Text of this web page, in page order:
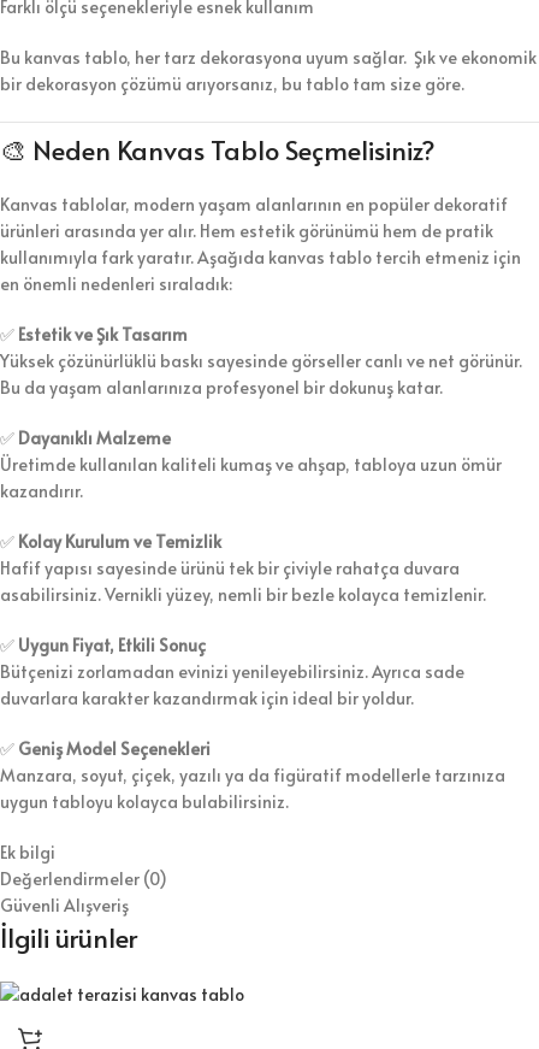
Farklı ölçü seçenekleriyle esnek kullanım
Bu kanvas tablo, her tarz dekorasyona uyum sağlar. Şık ve ekonomik
bir dekorasyon çözümü arıyorsanız, bu tablo tam size göre.
🎨 Neden Kanvas Tablo Seçmelisiniz?
Kanvas tablolar, modern yaşam alanlarının en popüler dekoratif
ürünleri arasında yer alır. Hem estetik görünümü hem de pratik
kullanımıyla fark yaratır. Aşağıda kanvas tablo tercih etmeniz için
en önemli nedenleri sıraladık:
✅ Estetik ve Şık Tasarım
Yüksek çözünürlüklü baskı sayesinde görseller canlı ve net görünür.
Bu da yaşam alanlarınıza profesyonel bir dokunuş katar.
✅ Dayanıklı Malzeme
Üretimde kullanılan kaliteli kumaş ve ahşap, tabloya uzun ömür
kazandırır.
✅ Kolay Kurulum ve Temizlik
Hafif yapısı sayesinde ürünü tek bir çiviyle rahatça duvara
asabilirsiniz. Vernikli yüzey, nemli bir bezle kolayca temizlenir.
✅ Uygun Fiyat, Etkili Sonuç
Bütçenizi zorlamadan evinizi yenileyebilirsiniz. Ayrıca sade
duvarlara karakter kazandırmak için ideal bir yoldur.
✅ Geniş Model Seçenekleri
Manzara, soyut, çiçek, yazılı ya da figüratif modellerle tarzınıza
uygun tabloyu kolayca bulabilirsiniz.
Ek bilgi
Değerlendirmeler (0)
Güvenli Alışveriş
İlgili ürünler